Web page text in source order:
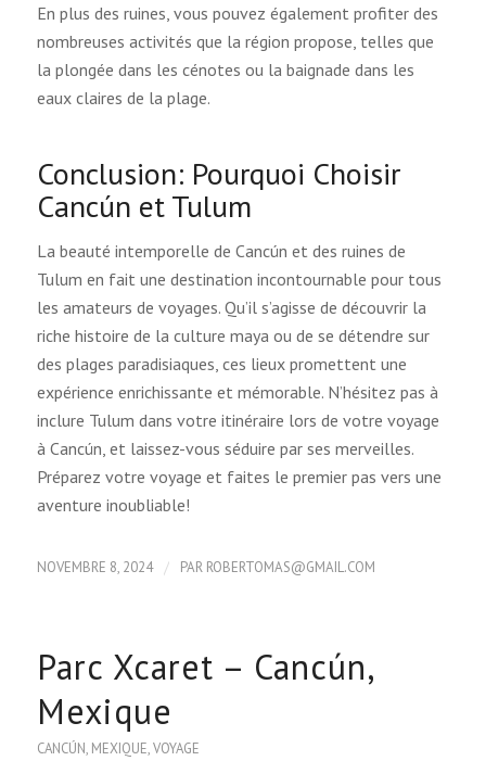
En plus des ruines, vous pouvez également profiter des
nombreuses activités que la région propose, telles que
la plongée dans les cénotes ou la baignade dans les
eaux claires de la plage.
Conclusion: Pourquoi Choisir
Cancún et Tulum
La beauté intemporelle de Cancún et des ruines de
Tulum en fait une destination incontournable pour tous
les amateurs de voyages. Qu’il s’agisse de découvrir la
riche histoire de la culture maya ou de se détendre sur
des plages paradisiaques, ces lieux promettent une
expérience enrichissante et mémorable. N’hésitez pas à
inclure Tulum dans votre itinéraire lors de votre voyage
à Cancún, et laissez-vous séduire par ses merveilles.
Préparez votre voyage et faites le premier pas vers une
aventure inoubliable!
NOVEMBRE 8, 2024 / PAR ROBERTOMAS@GMAIL.COM
Parc Xcaret – Cancún,
Mexique
CANCÚN, MEXIQUE,VOYAGE